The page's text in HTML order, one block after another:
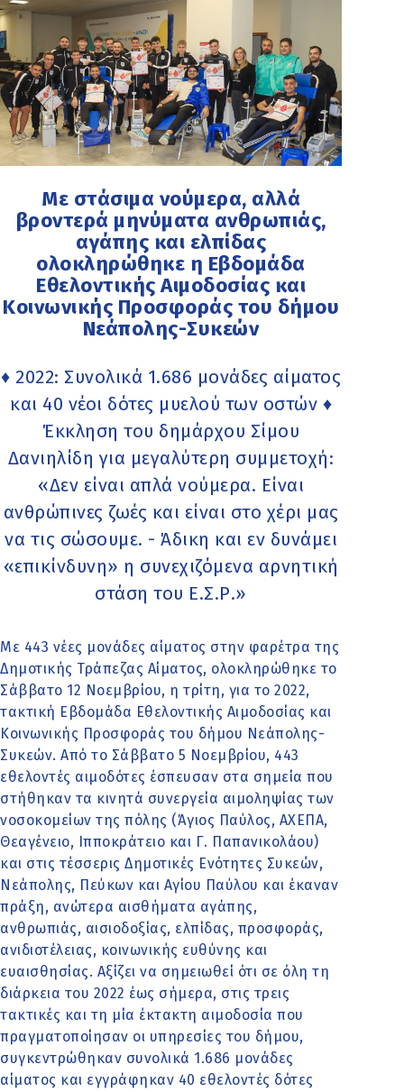
Με στάσιμα νούμερα, αλλά
βροντερά μηνύματα ανθρωπιάς,
αγάπης και ελπίδας
ολοκληρώθηκε η Εβδομάδα
Εθελοντικής Αιμοδοσίας και
Κοινωνικής Προσφοράς του δήμου
Νεάπολης-Συκεών
♦ 2022: Συνολικά 1.686 μονάδες αίματος
και 40 νέοι δότες μυελού των οστών ♦
Έκκληση του δημάρχου Σίμου
Δανιηλίδη για μεγαλύτερη συμμετοχή:
«Δεν είναι απλά νούμερα. Είναι
ανθρώπινες ζωές και είναι στο χέρι μας
να τις σώσουμε. - Άδικη και εν δυνάμει
«επικίνδυνη» η συνεχιζόμενα αρνητική
στάση του Ε.Σ.Ρ.»
Με 443 νέες μονάδες αίματος στην φαρέτρα της
Δημοτικής Τράπεζας Αίματος, ολοκληρώθηκε το
Σάββατο 12 Νοεμβρίου, η τρίτη, για το 2022,
τακτική Εβδομάδα Εθελοντικής Αιμοδοσίας και
Κοινωνικής Προσφοράς του δήμου Νεάπολης-
Συκεών. Από το Σάββατο 5 Νοεμβρίου, 443
εθελοντές αιμοδότες έσπευσαν στα σημεία που
στήθηκαν τα κινητά συνεργεία αιμοληψίας των
νοσοκομείων της πόλης (Άγιος Παύλος, ΑΧΕΠΑ,
Θεαγένειο, Ιπποκράτειο και Γ. Παπανικολάου)
και στις τέσσερις Δημοτικές Ενότητες Συκεών,
Νεάπολης, Πεύκων και Αγίου Παύλου και έκαναν
πράξη, ανώτερα αισθήματα αγάπης,
ανθρωπιάς, αισιοδοξίας, ελπίδας, προσφοράς,
ανιδιοτέλειας, κοινωνικής ευθύνης και
ευαισθησίας. Αξίζει να σημειωθεί ότι σε όλη τη
διάρκεια του 2022 έως σήμερα, στις τρεις
τακτικές και τη μία έκτακτη αιμοδοσία που
πραγματοποίησαν οι υπηρεσίες του δήμου,
συγκεντρώθηκαν συνολικά 1.686 μονάδες
αίματος και εγγράφηκαν 40 εθελοντές δότες